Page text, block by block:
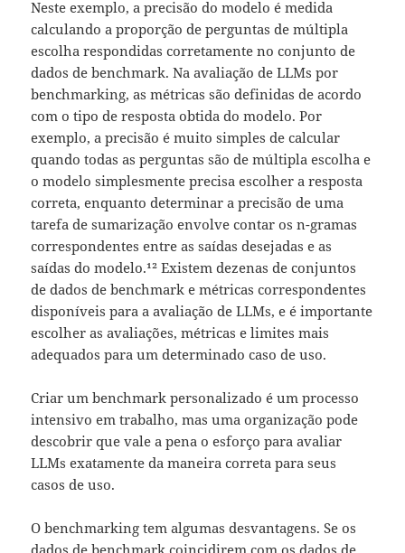
Neste exemplo, a precisão do modelo é medida
calculando a proporção de perguntas de múltipla
escolha respondidas corretamente no conjunto de
dados de benchmark. Na avaliação de LLMs por
benchmarking, as métricas são definidas de acordo
com o tipo de resposta obtida do modelo. Por
exemplo, a precisão é muito simples de calcular
quando todas as perguntas são de múltipla escolha e
o modelo simplesmente precisa escolher a resposta
correta, enquanto determinar a precisão de uma
tarefa de sumarização envolve contar os n-gramas
correspondentes entre as saídas desejadas e as
saídas do modelo.¹² Existem dezenas de conjuntos
de dados de benchmark e métricas correspondentes
disponíveis para a avaliação de LLMs, e é importante
escolher as avaliações, métricas e limites mais
adequados para um determinado caso de uso.
Criar um benchmark personalizado é um processo
intensivo em trabalho, mas uma organização pode
descobrir que vale a pena o esforço para avaliar
LLMs exatamente da maneira correta para seus
casos de uso.
O benchmarking tem algumas desvantagens. Se os